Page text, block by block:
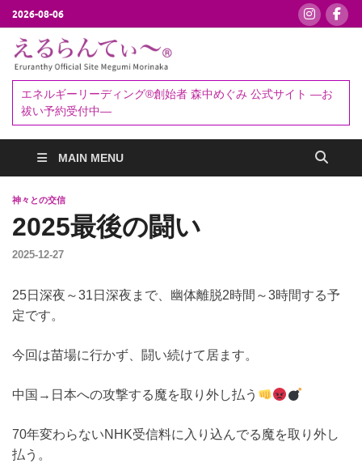
2026-08-06
ぃ～®
予約受付中
エネルギーリーディング®創始者 森中めぐみ 公式サイト ―お
祓い予約受付中―
MAIN MENU
神々との交信
2025最後の闘い
2025-12-27
25日深夜～31日深夜まで、幽体離脱2時間～3時間する予
定です。
今回は苗場に行かず、闘い続けて居ます。
中国→日本への攻撃する魔を取り外し払う
70年変わらないNHK受信料に入り込んでる魔を取り外し
払う。